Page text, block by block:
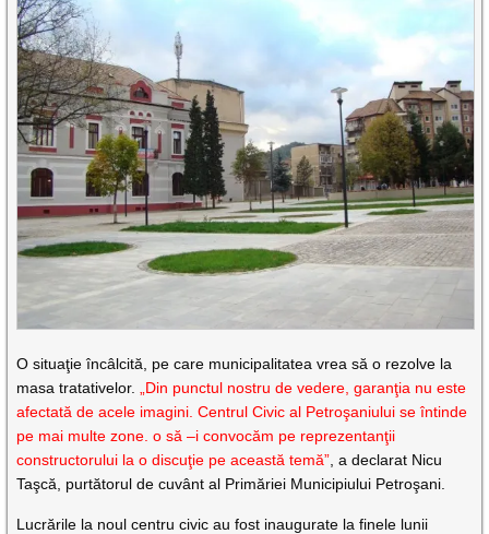
O situaţie încâlcită, pe care municipalitatea vrea să o rezolve la
masa tratativelor.
„Din punctul nostru de vedere, garanţia nu este
afectată de acele imagini. Centrul Civic al Petroşaniului se întinde
pe mai multe zone. o să –i convocăm pe reprezentanţii
constructorului la o discuţie pe această temă” , a declarat Nicu
Taşcă, purtătorul de cuvânt al Primăriei Municipiului Petroşani.
Lucrările la noul centru civic au fost inaugurate la finele lunii